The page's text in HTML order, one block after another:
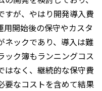
すが、やはり開発導入費
開始後の保守やカスタ
ネックであり、導入は難
ック簿もランニングコス
はなく、継続的な保守費
要なコストを含めて結果